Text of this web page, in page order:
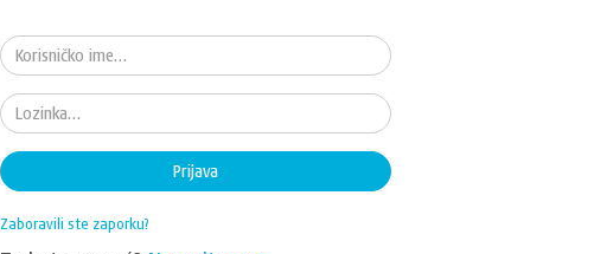
Prijava
Zaboravili ste zaporku?